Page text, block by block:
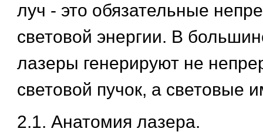
луч - это обязательные
световой энергии. В
лазеры генерируют не
световой пучок, а световые
2.1. Анатомия лазера.